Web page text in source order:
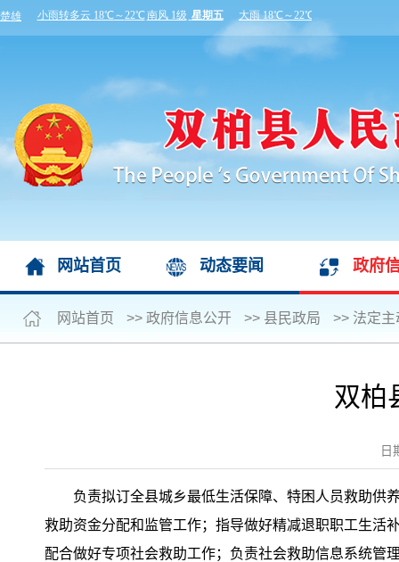
网站首页 动态要闻 政府
网站首页 >> 政府信息公开 >> 县民政局 >> 法定
双柏
日
负责拟订全县城乡最低生活保障、特困人员救助供
救助资金分配和监管工作；指导做好精减退职职工生活
配合做好专项社会救助工作；负责社会救助信息系统管